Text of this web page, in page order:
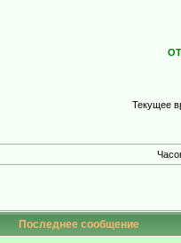
Текущее
Последнее сообщение